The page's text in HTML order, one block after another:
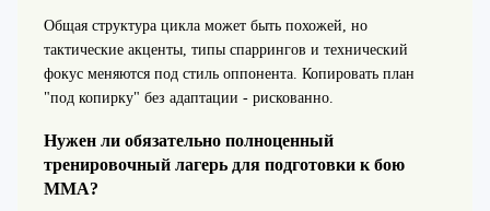
Общая структура цикла может быть похожей, но
тактические акценты, типы спаррингов и технический
фокус меняются под стиль оппонента. Копировать план
"под копирку" без адаптации - рискованно.
Нужен ли обязательно полноценный
тренировочный лагерь для подготовки к бою
ММА?